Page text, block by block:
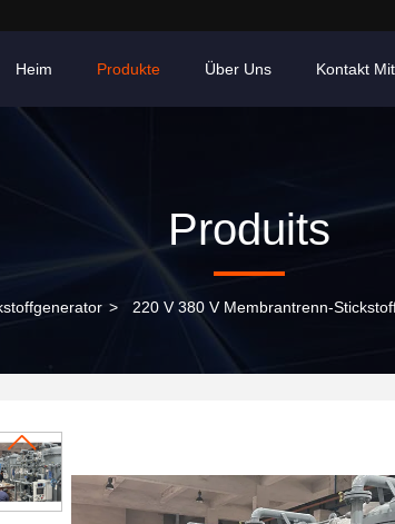
Heim Produkte Über Uns Kontakt
Produits
> 220 V 380 V Membrantrenn-